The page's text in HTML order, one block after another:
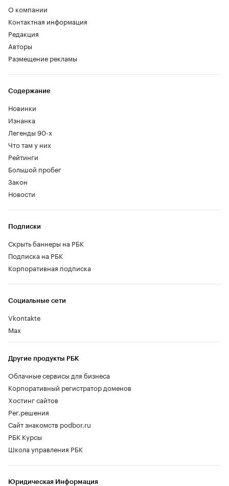
О компании
Контактная информация
Редакция
Авторы
Размещение рекламы
Содержание
Новинки
Изнанка
Легенды 90-х
Что там у них
Рейтинги
Большой пробег
Закон
Новости
Социальные сети
Vkontakte
Max
Другие продукты РБК
Облачные сервисы для бизнеса
Корпоративный регистратор доменов
Хостинг сайтов
Рег.решения
Сайт знакомств podbor.ru
РБК Курсы
Школа управления РБК
Подписки
Скрыть баннеры на РБК
Подписка на РБК
Корпоративная подписка
Юридическая Информация